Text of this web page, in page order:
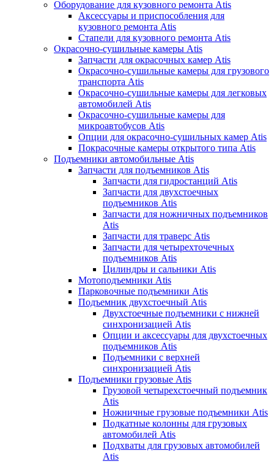
Оборудование для кузовного ремонта Atis
Аксессуары и приспособления для
кузовного ремонта Atis
Стапели для кузовного ремонта Atis
Окрасочно-сушильные камеры Atis
Запчасти для окрасочных камер Atis
Окрасочно-сушильные камеры для грузового
транспорта Atis
Окрасочно-сушильные камеры для легковых
автомобилей Atis
Окрасочно-сушильные камеры для
микроавтобусов Atis
Опции для окрасочно-сушильных камер Atis
Покрасочные камеры открытого типа Atis
Подъемники автомобильные Atis
Запчасти для подъемников Atis
Запчасти для гидростанций Atis
Запчасти для двухстоечных
подъемников Atis
Запчасти для ножничных подъемников
Atis
Запчасти для траверс Atis
Запчасти для четырехточечных
подъемников Atis
Цилиндры и сальники Atis
Мотоподъемники Atis
Парковочные подъемники Atis
Подъемник двухстоечный Atis
Двухстоечные подъемники с нижней
синхронизацией Atis
Опции и аксессуары для двухстоечных
подъемников Atis
Подъемники с верхней
синхронизацией Atis
Подъемники грузовые Atis
Грузовой четырехстоечный подъемник
Atis
Ножничные грузовые подъемники Atis
Подкатные колонны для грузовых
автомобилей Atis
Подхваты для грузовых автомобилей
Atis